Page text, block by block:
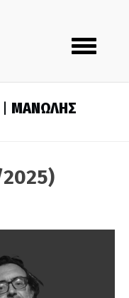
Toggle
navigation
ΜΑΝΩΛΗΣ